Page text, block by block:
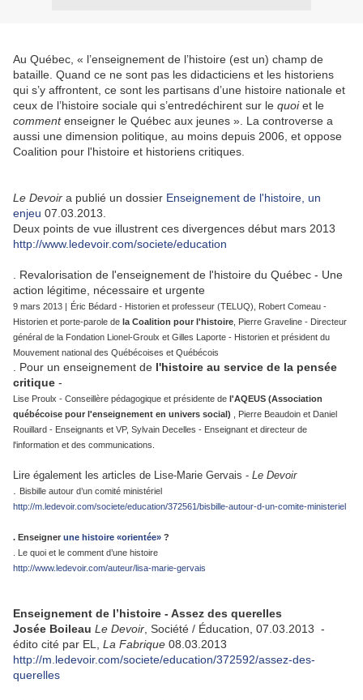
Au Québec, « l’enseignement de l’histoire (est un) champ de
bataille. Quand ce ne sont pas les didacticiens et les historiens
qui s’y affrontent, ce sont les partisans d’une histoire nationale et
ceux de l’histoire sociale qui s’entredéchirent sur le quoiet le
commentenseigner le Québec aux jeunes ». La controverse a
aussi une dimension politique, au moins depuis 2006, et oppose
Coalition pour l'histoire et historiens critiques.
Le Devoir a publié un dossier Enseignement de l'histoire, un
enjeu 07.03.2013.
Deux points de vue illustrent ces divergences début mars 2013
http://www.ledevoir.com/societe/education
. Revalorisation de l'enseignement de l'histoire du Québec - Une
action légitime, nécessaire et urgente
9 mars 2013 | Éric Bédard - Historien et professeur (TELUQ), Robert Comeau -
Historien et porte-parole de la Coalition pour l'histoire , Pierre Graveline - Directeur
général de la Fondation Lionel-Groulx et Gilles Laporte - Historien et président du
Mouvement national des Québécoises et Québécois
. Pour un enseignement de l'histoire au service de la pensée
critique -
Lise Proulx - Conseillère pédagogique et présidente de l'AQEUS (Association
québécoise pour l'enseignement en univers social)
, Pierre Beaudoin et Daniel
Rouillard - Enseignants et VP, Sylvain Decelles - Enseignant et directeur de
l'information et des communications.
Lire également les articles de Lise-Marie Gervais - Le Devoir
Bisbille autour d’un comité ministériel
http://m.ledevoir.com/societe/education/372561/bisbille-autour-d-un-comite-ministeriel
. Enseigner une histoire «orientée» ?
. Le quoi et le comment d’une histoire
http://www.ledevoir.com/auteur/lisa-marie-gervais
Enseignement de l’histoire - Assez des querelles
Josée Boileau Le Devoir , Société / Éducation, 07.03.2013 -
édito cité par EL, La Fabrique 08.03.2013
http://m.ledevoir.com/societe/education/372592/assez-des-
querelles